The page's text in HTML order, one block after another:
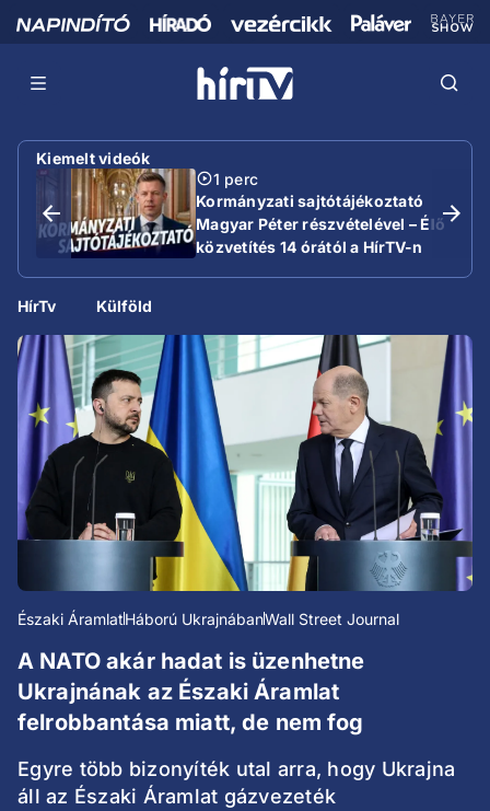
Kiemelt videók
1 perc
Kormányzati sajtótájékoztató
Magyar Péter részvételével – Élő
közvetítés 14 órától a HírTV-n
HírTv Külföld
Északi ÁramlatHáború UkrajnábanWall Street Journal
A NATO akár hadat is üzenhetne
Ukrajnának az Északi Áramlat
felrobbantása miatt, de nem fog
Egyre több bizonyíték utal arra, hogy Ukrajna
áll az Északi Áramlat gázvezeték